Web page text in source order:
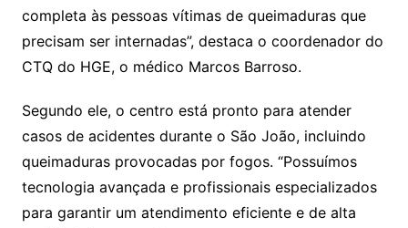
completa às pessoas vítimas de queimaduras que
precisam ser internadas”, destaca o coordenador do
CTQ do HGE, o médico Marcos Barroso.
Segundo ele, o centro está pronto para atender
casos de acidentes durante o São João, incluindo
queimaduras provocadas por fogos. “Possuímos
tecnologia avançada e profissionais especializados
para garantir um atendimento eficiente e de alta